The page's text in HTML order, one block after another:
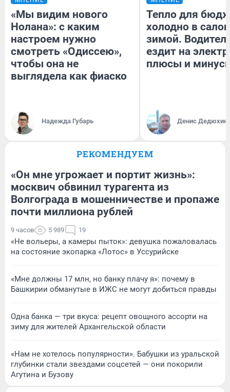
«Мы видим нового
Нолана»: с каким
настроем нужно
смотреть «Одиссею»,
чтобы она не
выглядела как фиаско
Надежда Губарь
Тепло для
холодно в
зимой.
ездит на
плюсы и
Денис Дедюхин
РЕКОМЕНДУЕМ
«Он мне угрожает и портит жизнь»:
москвич обвинил турагента из
Волгограда в мошенничестве и пропаже
почти миллиона рублей
9 часов 5 989 19
«Не вольеры, а камеры пыток»: девушка пожаловалась
на состояние экопарка «Лотос» в Уссурийске
«Мне должны 17 млн, но банку плачу я»: почему в
Башкирии обманутые в ИЖС не могут добиться правды
Одна банка — три вкуса: рецепт овощного ассорти на
зиму для жителей Архангельской области
«Нам не хотелось популярности». Бабушки из уральской
глубинки стали звездами соцсетей — они покорили
Агутина и Бузову